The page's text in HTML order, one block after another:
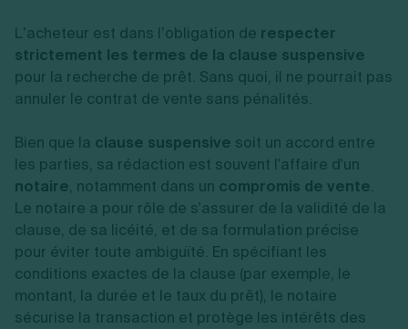
L’acheteur est dans l’obligation de respecter
strictement les termes de la clause suspensive
pour la recherche de prêt. Sans quoi, il ne pourrait pas
annuler le contrat de vente sans pénalités.
Bien que la clause suspensive soit un accord entre
les parties, sa rédaction est souvent l'affaire d'un
notaire, notamment dans un compromis de vente.
Le notaire a pour rôle de s'assurer de la validité de la
clause, de sa licéité, et de sa formulation précise
pour éviter toute ambiguïté. En spécifiant les
conditions exactes de la clause (par exemple, le
montant, la durée et le taux du prêt), le notaire
sécurise la transaction et protège les intérêts des